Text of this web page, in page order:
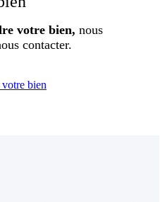
votre bien, nous
contacter.
bien